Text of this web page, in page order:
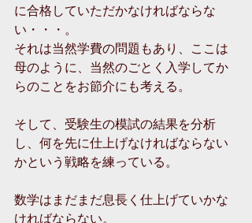
に合格していただかなければならな
い・・・。
それは当然学費の問題もあり、ここは
母のように、当然のごとく入学してか
らのことをお節介にも考える。
そして、受験生の模試の結果を分析
し、何を先に仕上げなければならない
かという戦略を練っている。
数学はまだまだ息長く仕上げていかな
ければならない。